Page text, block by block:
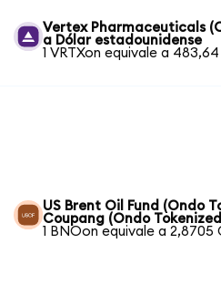
Vertex Pharmaceuticals
a Dólar estadounidense
1 VRTXon equivale a 483,64
US Brent Oil Fund (Ondo
Coupang (Ondo
1 BNOon equivale a 2,8705